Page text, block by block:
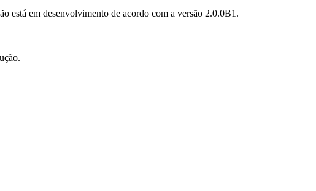
está em desenvolvimento de acordo com a versão 2.0.0B1.